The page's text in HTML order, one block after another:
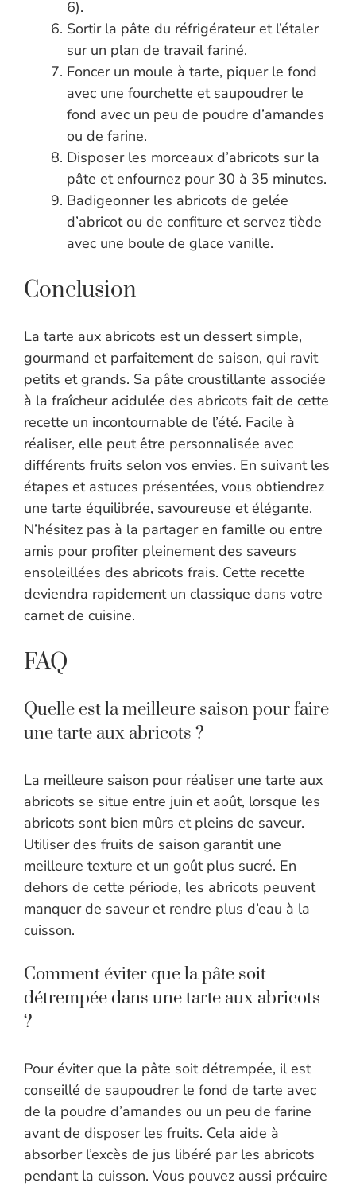
6).
Sortir la pâte du réfrigérateur et l’étaler
sur un plan de travail fariné.
Foncer un moule à tarte, piquer le fond
avec une fourchette et saupoudrer le
fond avec un peu de poudre d’amandes
ou de farine.
Disposer les morceaux d’abricots sur la
pâte et enfournez pour 30 à 35 minutes.
Badigeonner les abricots de gelée
d’abricot ou de confiture et servez tiède
avec une boule de glace vanille.
Conclusion
La tarte aux abricots est un dessert simple,
gourmand et parfaitement de saison, qui ravit
petits et grands. Sa pâte croustillante associée
à la fraîcheur acidulée des abricots fait de cette
recette un incontournable de l’été. Facile à
réaliser, elle peut être personnalisée avec
différents fruits selon vos envies. En suivant les
étapes et astuces présentées, vous obtiendrez
une tarte équilibrée, savoureuse et élégante.
N’hésitez pas à la partager en famille ou entre
amis pour profiter pleinement des saveurs
ensoleillées des abricots frais. Cette recette
deviendra rapidement un classique dans votre
carnet de cuisine.
FAQ
Quelle est la meilleure saison pour faire
une tarte aux abricots ?
La meilleure saison pour réaliser une tarte aux
abricots se situe entre juin et août, lorsque les
abricots sont bien mûrs et pleins de saveur.
Utiliser des fruits de saison garantit une
meilleure texture et un goût plus sucré. En
dehors de cette période, les abricots peuvent
manquer de saveur et rendre plus d’eau à la
cuisson.
Comment éviter que la pâte soit
détrempée dans une tarte aux abricots
?
Pour éviter que la pâte soit détrempée, il est
conseillé de saupoudrer le fond de tarte avec
de la poudre d’amandes ou un peu de farine
avant de disposer les fruits. Cela aide à
absorber l’excès de jus libéré par les abricots
pendant la cuisson. Vous pouvez aussi précuire